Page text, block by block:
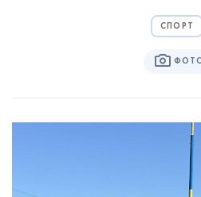
СПОРТ